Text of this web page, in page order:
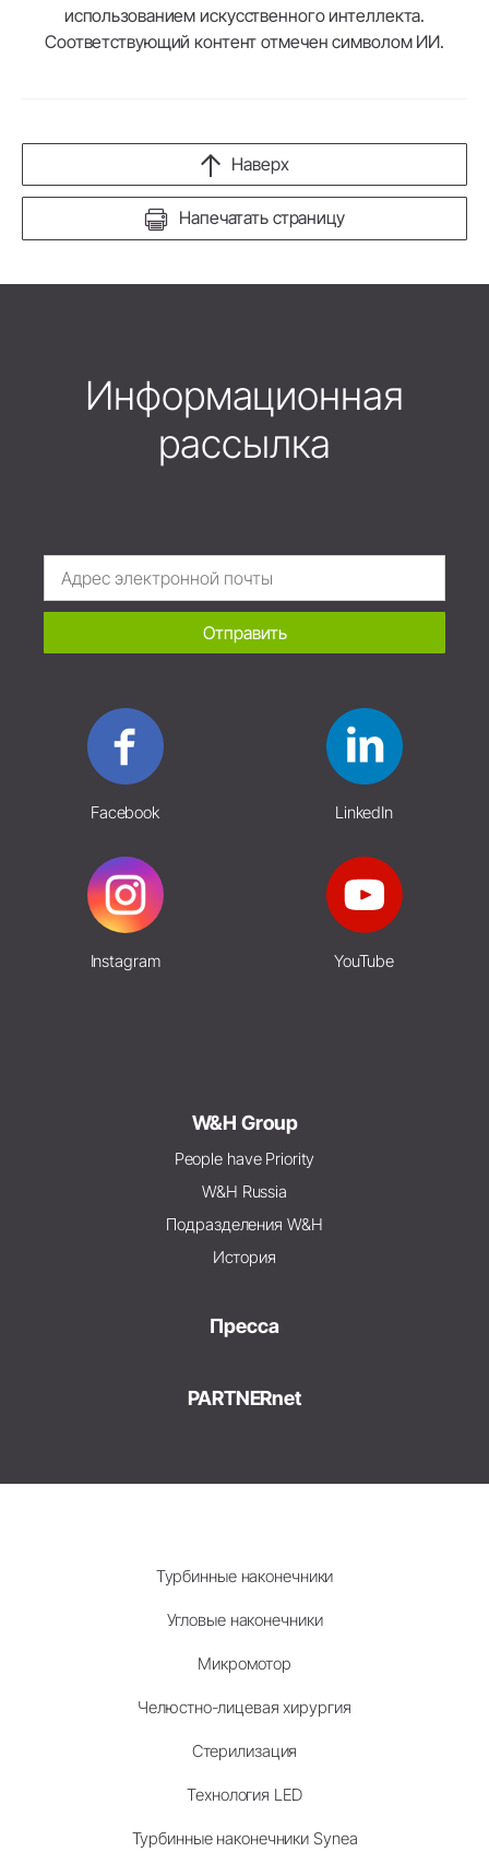
использованием искусственного интеллекта.
Соответствующий контент отмечен символом ИИ.
Напечатать страницу
Наверх
Информационная
рассылка
Отправить
Facebook LinkedIn
Instagram YouTube
W&H Group
People have Priority
W&H Russia
Подразделения W&H
История
Пресса
PARTNERnet
Турбинные наконечники
Угловые наконечники
Микромотор
Челюстно-лицевая хирургия
Стерилизация
Технология LED
Турбинные наконечники Synea